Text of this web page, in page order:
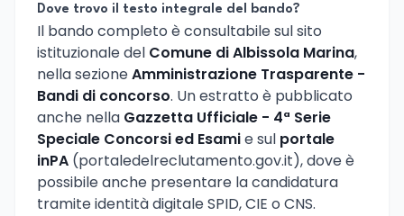
Dove trovo il testo integrale del bando?
Il bando completo è consultabile sul sito
istituzionale del Comune di Albissola Marina,
nella sezioneAmministrazione Trasparente -
Bandi di concorso. Un estratto è pubblicato
anche nella Gazzetta Ufficiale - 4ª Serie
Speciale Concorsi ed Esamie sul portale
inPA (portaledelreclutamento.gov.it), dove è
possibile anche presentare la candidatura
tramite identità digitale SPID, CIE o CNS.